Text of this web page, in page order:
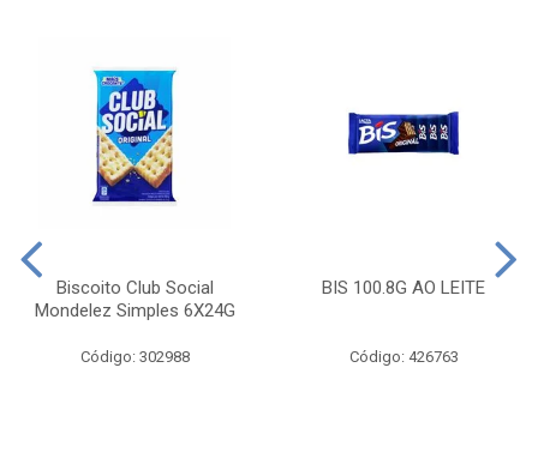
Biscoito Club Social
Mondelez Simples 6X24G
Código: 302988
BIS 100.8G AO LEITE
Código: 426763